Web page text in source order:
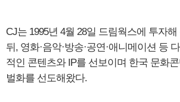
CJ는 1995년 4월 28일 드림웍스에 투자
뒤, 영화·음악·방송·공연·애니메이션 등
적인 콘텐츠와 IP를 선보이며 한국 문화
벌화를 선도해왔다.